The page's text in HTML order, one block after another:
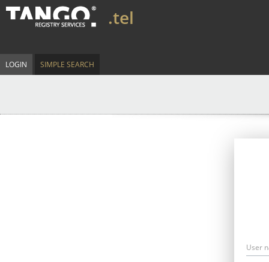
.tel
LOGIN SIMPLE SEARCH
User